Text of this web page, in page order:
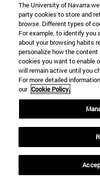
22 SEP
FUNCIÓN Y
Más información
The University of Navarra
party cookies to store and
browse. Different types of
For example, to identify you
about your browsing habits
personalize how the
cookies you want to enable
will remain active until you
For more detailed
our Cookie Policy.